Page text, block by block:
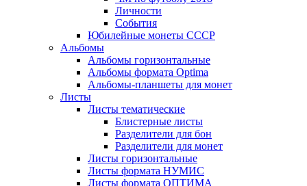
Личности
События
Юбилейные монеты СССР
Альбомы
Альбомы горизонтальные
Альбомы формата Optima
Альбомы-планшеты для монет
Листы
Листы тематические
Блистерные листы
Разделители для бон
Разделители для монет
Листы горизонтальные
Листы формата НУМИС
Листы формата ОПТИМА